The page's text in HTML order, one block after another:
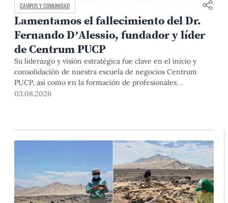
CAMPUS Y COMUNIDAD
Lamentamos el fallecimiento del Dr.
Fernando D’Alessio, fundador y líder
de Centrum PUCP
Su liderazgo y visión estratégica fue clave en el inicio y
consolidación de nuestra escuela de negocios Centrum
PUCP, así como en la formación de profesionales
empresariales comprometidos con el país. Por todo ello,
03.08.2026